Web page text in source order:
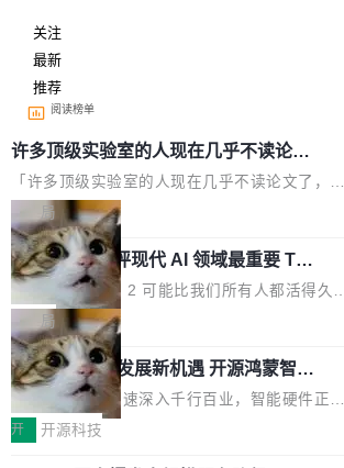
关注
最新
推荐
阅读榜单
许多顶级实验室的人现在几乎不读论文
了
「许多顶级实验室的人现在几乎不读论文了，而
且他们认为 ICLR/ICML/NeurIPS 充斥着大量过
度宣传和欺诈。」 OpenAI 研究员 Keller Jorda
n 这条推文引发了广泛讨论。他不是在说风凉
话，他是说出了一个圈内人尽皆知但很少公开捅
破的事实。 Jordan 随后补充了一句软化声明：
「我不认为这些会议上大部分论文都在过度宣传
或造假。问题是，作为读者，如果你筛选出那些
看起来最令人兴奋的论文，那它们大部分都是过
度宣传的。」 这才是真正的痛点。不是所有论文
都有问题，是最吸引眼球的那批论文最有问题。
局
xAI 前工程师评现代 AI 领域最重要 Top
3 开源项目
Flash Attention 2 可能比我们所有人都活得久。
这句话不是来自某个技术博客，而是出自 Hieu
Pham 的一条推文。Hieu Pham 是谁？他是 xAI
的早期工程师之一，在 Grok 训练基础设施团队
工作过。近日他在 X 上发了一条帖子，列出了他
认为现代 AI 领域最重要的三个开源项目。 第一
个名字毫无悬念：Flash Attention 2。 Hieu 的
局
共商智能硬件发展新机遇 开源鸿蒙智能
硬件开发者日杭州站即将举行
随着万物智联加速深入千行百业，智能硬件正从
单点设备迈向智能化、网联化、协同化发展。作
开 开源科技